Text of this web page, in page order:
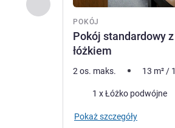
Poprzedni - Pokój
POKÓJ
Pokój standardowy
łóżkiem
2 os. maks. 13 m² /
Pościel1 x Łóżko podwójne
Pokaż szczegóły